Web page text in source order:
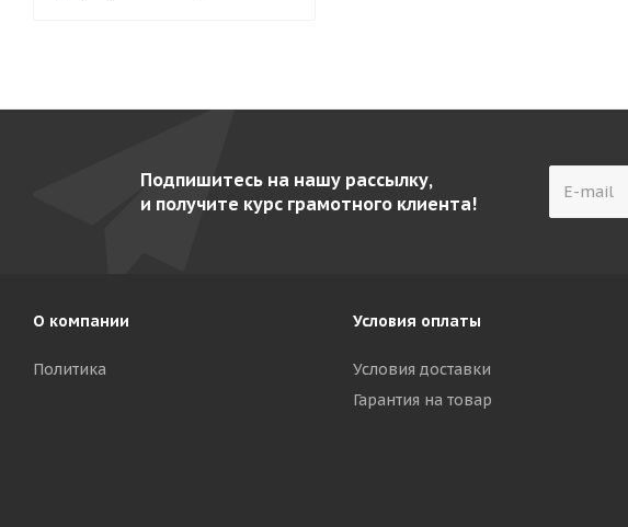
Подпишитесь на нашу рассылку,
и получите курс грамотного клиента!
О компании
Политика
Условия оплаты
Условия доставки
Гарантия на товар